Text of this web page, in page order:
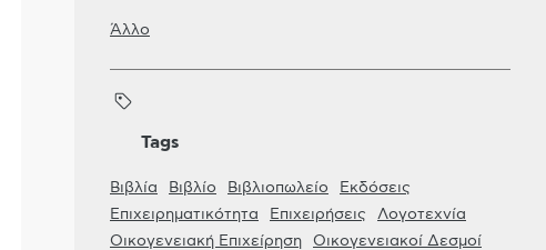
Άλλο
Tags
Βιβλία Βιβλίο Βιβλιοπωλείο
Εκδόσεις
Επιχειρηματικότητα
Επιχειρήσεις
Λογοτεχνία
Οικογενειακή Επιχείρηση
Οικογενειακοί Δεσμοί